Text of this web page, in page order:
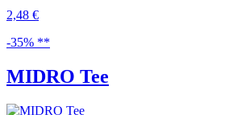
2,48 €
-35% **
MIDRO Tee